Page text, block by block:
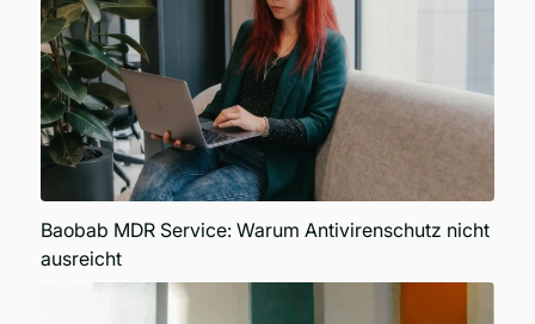
Baobab MDR Service: Warum Antivirenschutz nicht
ausreicht